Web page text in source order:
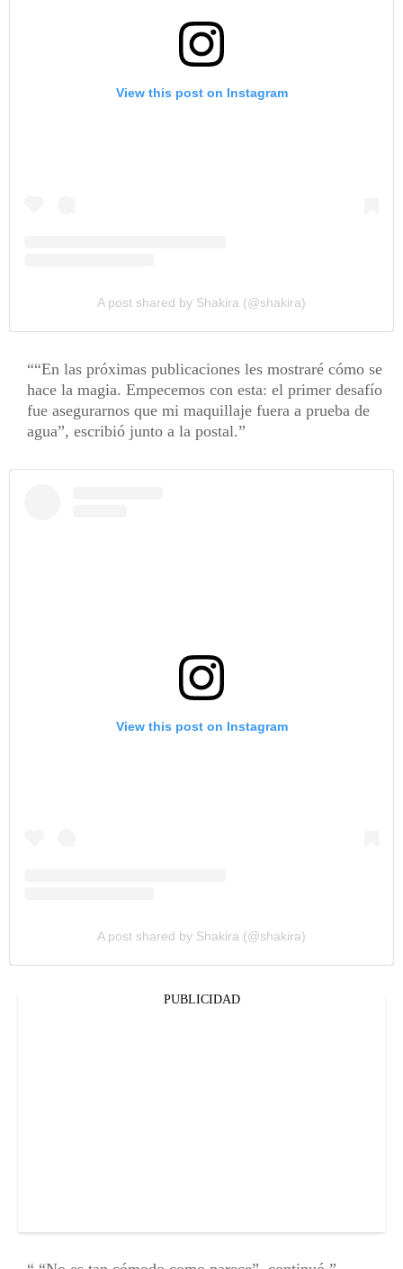
View this post on Instagram
A post shared by Shakira (@shakira)
“En las próximas publicaciones les mostraré cómo se
hace la magia. Empecemos con esta: el primer desafío
fue asegurarnos que mi maquillaje fuera a prueba de
agua”, escribió junto a la postal.
View this post on Instagram
A post shared by Shakira (@shakira)
PUBLICIDAD